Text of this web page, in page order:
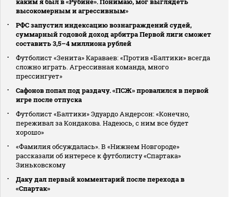
высокомерным и агрессивным»
РФС запустил индексацию вознаграждений судей,
суммарный годовой доход арбитра Первой лиги сможет
составить 3,5–4 миллиона рублей
Футболист «Зенита» Караваев: «Против «Балтики» всегда
сложно играть. Агрессивная команда, много
прессингует»
Сафонов попал под раздачу. «ПСЖ» провалился в первой
игре после отпуска
Футболист «Балтики» Эдуардо Андерсон: «Конечно,
переживал за Кондакова. Надеюсь, с ним все будет
хорошо»
«Фамилия обсуждалась». В «Нижнем Новгороде»
рассказали об интересе к футболисту «Спартака»
Зиньковскому
Даку дал первый комментарий после перехода в
«Спартак»